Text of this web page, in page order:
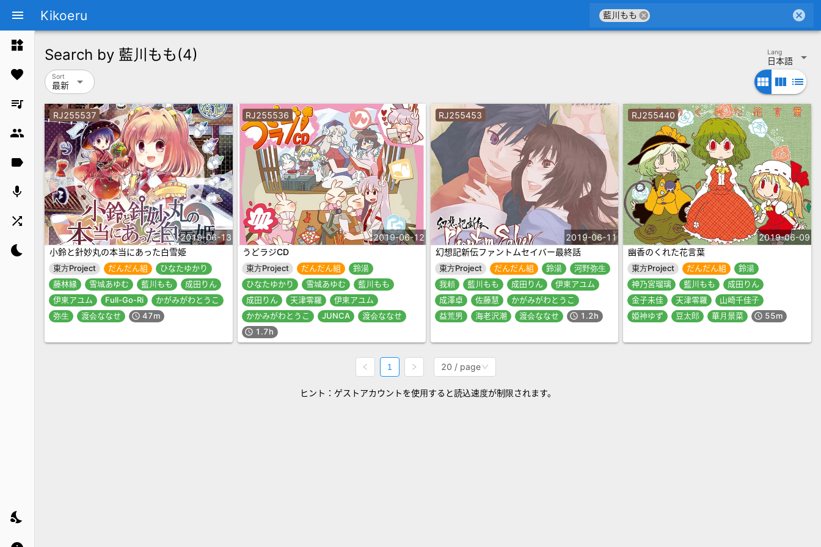
menu Kikoeru 藍川もも cancel cancel
widgets
favorite
queue_music
group
label
mic
shuffle
bedtime
nights_stay
Search by 藍川もも(4) 日本語
Lang arrow_drop_down
最新
Sort arrow_drop_down view_module view_column list
RJ255537
2019-06-13
小鈴と針妙丸の本当にあった白雪姫
東方Project だんだん組
ひなたゆかり
藤林縁
雪城あゆむ 藍川もも
成田りん
伊東アユム
Full-Go-Ri
かがみがわとうこ
弥生
渡会ななせ schedule 47m
RJ255536
2019-06-12
うどラジCD
東方Project だんだん組
鈴湯
ひなたゆかり
雪城あゆむ
藍川もも
成田りん
天津零羅
伊東アユム
かかみがわとうこ
JUNCA 渡会ななせ
schedule 1.7h
RJ255453
2019-06-11
幻想記新伝ファントムセイバー最終話
東方Project だんだん組 鈴湯
河野弥生
我頼
藍川もも 成田りん
伊東アユム
成澤卓
佐藤慧
かがみがわとうこ
益荒男
海老沢潮 渡会ななせ schedule 1.2h
RJ255440
2019-06-09
幽香のくれた花言葉
東方Project だんだん組
鈴湯
神乃宮瑠璃
藍川もも
成田りん
金子未佳
天津零羅
山崎千佳子
姫神ゆず
豆太郎 華月景菜 schedule 55m
1 20 / page
ヒント：ゲストアカウントを使用すると読込速度が制限されます。